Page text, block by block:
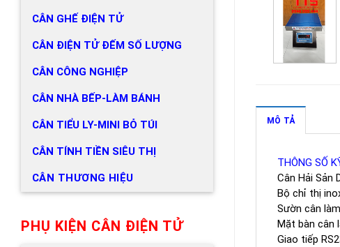
CÂN GHẾ ĐIỆN TỬ
CÂN ĐIỆN TỬ ĐẾM SỐ LƯỢNG
CÂN CÔNG NGHIỆP
CÂN NHÀ BẾP-LÀM BÁNH
CÂN TIỂU LY-MINI BỎ TÚI
CÂN TÍNH TIỀN SIÊU THỊ
CÂN THƯƠNG HIỆU
PHỤ KIỆN CÂN ĐIỆN TỬ
MÔ TẢ
THÔNG SỐ
Cân Hải Sản
Bộ chỉ thị
Sườn cân
Mặt bàn cân
Giao tiếp